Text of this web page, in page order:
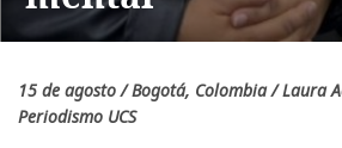
15 de agosto / Bogotá, Colombia / Laura
Periodismo UCS